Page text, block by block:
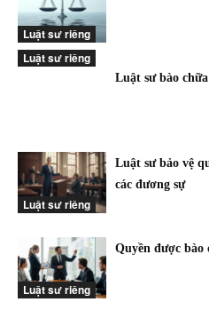
Luật sư riêng
Luật sư riêng
Luật sư bào
Luật sư riêng
Luật sư bảo vệ
các đương sự
Luật sư riêng
Quyền được